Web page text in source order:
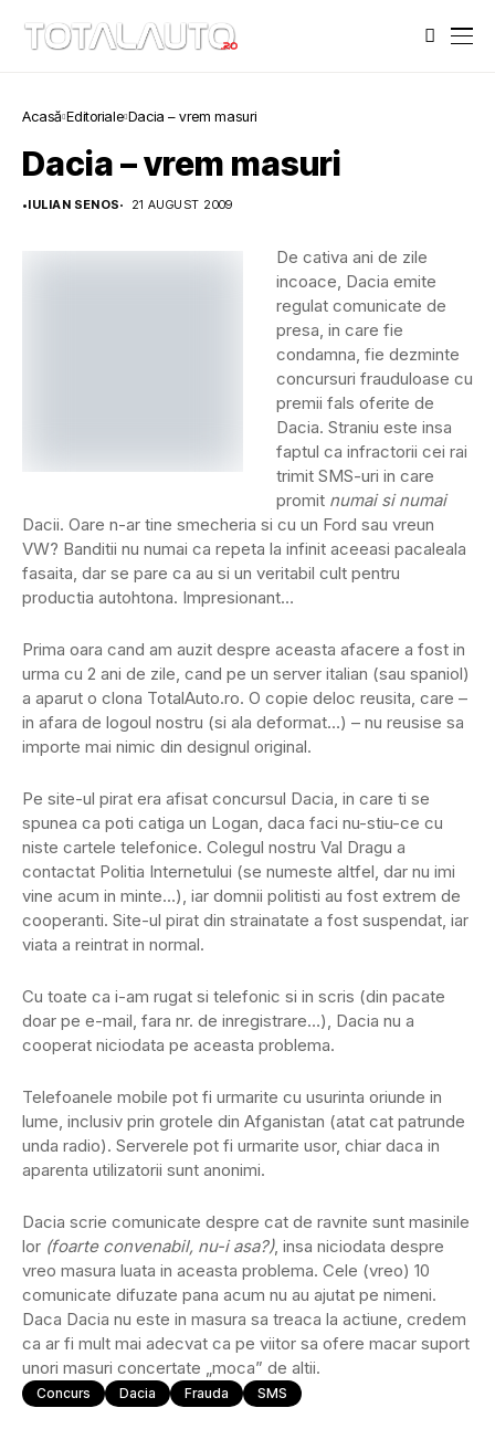
Acasă Editoriale Dacia – vrem masuri
Dacia – vrem masuri
•IULIAN SENOS 21 AUGUST 2009
De cativa ani de zile
incoace, Dacia emite
regulat comunicate de
presa, in care fie
condamna, fie dezminte
concursuri frauduloase cu
premii fals oferite de
Dacia. Straniu este insa
faptul ca infractorii cei rai
trimit SMS-uri in care
promit numai si numai
Dacii. Oare n-ar tine smecheria si cu un Ford sau vreun
VW? Banditii nu numai ca repeta la infinit aceeasi pacaleala
fasaita, dar se pare ca au si un veritabil cult pentru
productia autohtona. Impresionant…
Prima oara cand am auzit despre aceasta afacere a fost in
urma cu 2 ani de zile, cand pe un server italian (sau spaniol)
a aparut o clona TotalAuto.ro. O copie deloc reusita, care –
in afara de logoul nostru (si ala deformat…) – nu reusise sa
importe mai nimic din designul original.
Pe site-ul pirat era afisat concursul Dacia, in care ti se
spunea ca poti catiga un Logan, daca faci nu-stiu-ce cu
niste cartele telefonice. Colegul nostru Val Dragu a
contactat Politia Internetului (se numeste altfel, dar nu imi
vine acum in minte…), iar domnii politisti au fost extrem de
cooperanti. Site-ul pirat din strainatate a fost suspendat, iar
viata a reintrat in normal.
Cu toate ca i-am rugat si telefonic si in scris (din pacate
doar pe e-mail, fara nr. de inregistrare…), Dacia nu a
cooperat niciodata pe aceasta problema.
Telefoanele mobile pot fi urmarite cu usurinta oriunde in
lume, inclusiv prin grotele din Afganistan (atat cat patrunde
unda radio). Serverele pot fi urmarite usor, chiar daca in
aparenta utilizatorii sunt anonimi.
Dacia scrie comunicate despre cat de ravnite sunt masinile
lor (foarte convenabil, nu-i asa?), insa niciodata despre
vreo masura luata in aceasta problema. Cele (vreo) 10
comunicate difuzate pana acum nu au ajutat pe nimeni.
Daca Dacia nu este in masura sa treaca la actiune, credem
ca ar fi mult mai adecvat ca pe viitor sa ofere macar suport
unori masuri concertate „moca” de altii.
Concurs Dacia Frauda SMS